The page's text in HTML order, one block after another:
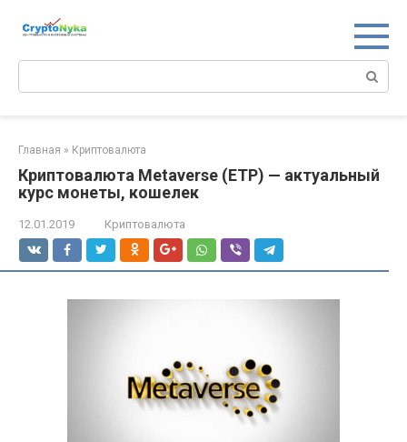
Главная » Криптовалюта
Криптовалюта Metaverse (ETP) — актуальный
курс монеты, кошелек
12.01.2019 Криптовалюта